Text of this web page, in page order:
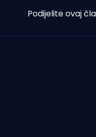
Podijelite ovaj